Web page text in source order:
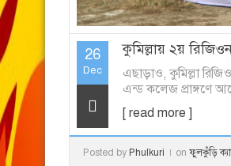
26
Dec
কুমিল্লায় ২য়
এছাড়াও, কুমিল্লা
এন্ড কলেজ প্রাঙ্গণে
[ read more ]
Posted by Phulkuri on ফুলকুঁড়ি